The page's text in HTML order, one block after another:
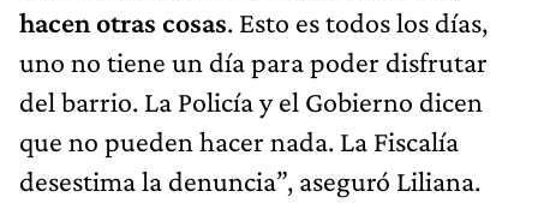
hacen otras cosas. Esto es todos los días,
uno no tiene un día para poder disfrutar
del barrio. La Policía y el Gobierno dicen
que no pueden hacer nada. La Fiscalía
desestima la denuncia”, aseguró Liliana.